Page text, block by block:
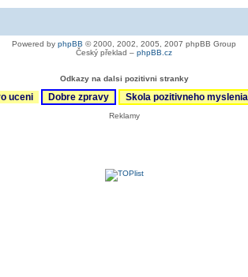
Powered by phpBB © 2000, 2002, 2005, 2007 phpBB Group
Český překlad – phpBB.cz
Odkazy na dalsi pozitivni stranky
uceni Dobre zpravy Skola pozitivneho myslenia
Reklamy